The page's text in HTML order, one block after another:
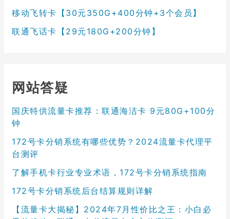
移动飞转卡【30元350G+400分钟+3个会员】
联通飞话卡【29元180G+200分钟】
网站答疑
国庆特供流量卡推荐：联通海洁卡 9元80G+100分
钟
172号卡分销系统有哪些优势？2024流量卡代理平
台测评
了解手机卡行业专业术语，172号卡分销系统指南
172号卡分销系统后台结算规则详解
【流量卡大揭秘】2024年7月性价比之王：小白必